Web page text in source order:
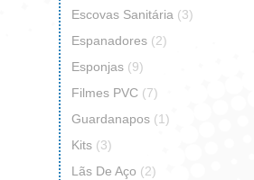
Escovas Sanitária (3)
Espanadores (2)
Esponjas (9)
Filmes PVC (7)
Guardanapos (1)
Kits (3)
Lãs De Aço (2)